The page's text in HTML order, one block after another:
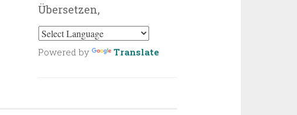
Übersetzen,
Powered by Translate